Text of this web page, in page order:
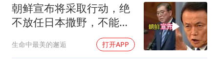
朝鲜宣布将采取行动，绝
不放任日本撒野，不能让
生命中最美的邂逅 打开APP